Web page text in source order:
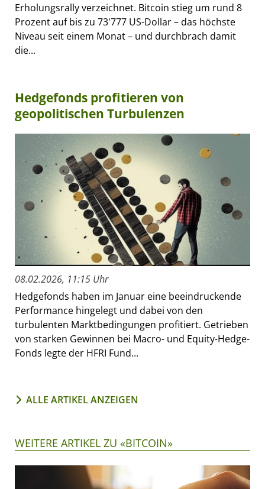
Erholungsrally verzeichnet. Bitcoin stieg um rund 8
Prozent auf bis zu 73'777 US-Dollar – das höchste
Niveau seit einem Monat – und durchbrach damit
die...
Hedgefonds profitieren von
geopolitischen Turbulenzen
08.02.2026, 11:15 Uhr
Hedgefonds haben im Januar eine beeindruckende
Performance hingelegt und dabei von den
turbulenten Marktbedingungen profitiert. Getrieben
von starken Gewinnen bei Macro- und Equity-Hedge-
Fonds legte der HFRI Fund...
ALLE ARTIKEL ANZEIGEN
WEITERE ARTIKEL ZU «BITCOIN»